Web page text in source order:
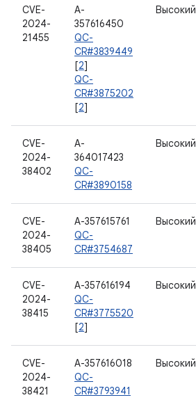
CVE-
2024-
21455
A-
357616450
QC-
CR#3839449
[2]
QC-
CR#3875202
[2]
Высокий
CVE-
2024-
38402
A-
364017423
QC-
CR#3890158
Высокий
CVE-
2024-
38405
A-357615761
QC-
CR#3754687
Высокий
CVE-
2024-
38415
A-357616194
QC-
CR#3775520
[2]
Высокий
CVE-
2024-
38421
A-357616018
QC-
CR#3793941
Высокий